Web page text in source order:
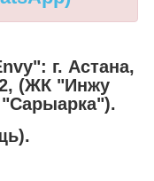
г. Астана,
(ЖК "Инжу